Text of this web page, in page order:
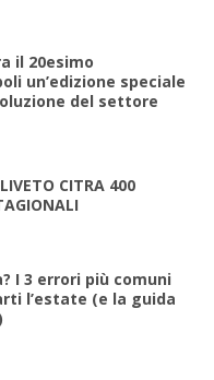
il 20esimo
un’edizione speciale
del settore
CITRA 400
I 3 errori più comuni
l’estate (e la guida